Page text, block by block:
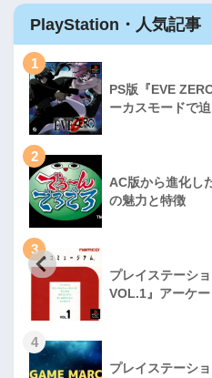
PlayStation・人気記事
1
PS版『EVE
ーカスモードで
2
AC版から進化し
の魅力と特徴
3
プレイステーシ
VOL.1』アーケ
4
プレイステーシ